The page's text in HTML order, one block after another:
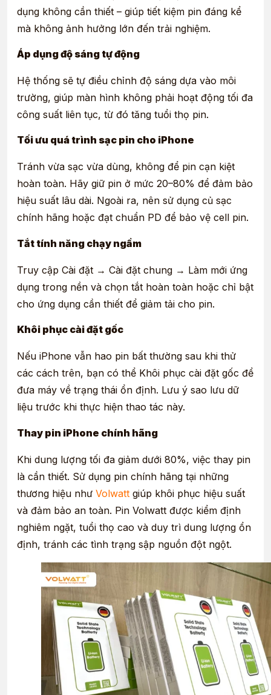
dụng không cần thiết – giúp tiết kiệm pin đáng kể
mà không ảnh hưởng lớn đến trải nghiệm.
Áp dụng độ sáng tự động
Hệ thống sẽ tự điều chỉnh độ sáng dựa vào môi
trường, giúp màn hình không phải hoạt động tối đa
công suất liên tục, từ đó tăng tuổi thọ pin.
Tối ưu quá trình sạc pin cho iPhone
Tránh vừa sạc vừa dùng, không để pin cạn kiệt
hoàn toàn. Hãy giữ pin ở mức 20–80% để đảm bảo
hiệu suất lâu dài. Ngoài ra, nên sử dụng củ sạc
chính hãng hoặc đạt chuẩn PD để bảo vệ cell pin.
Tắt tính năng chạy ngầm
Truy cập Cài đặt → Cài đặt chung → Làm mới ứng
dụng trong nền và chọn tắt hoàn toàn hoặc chỉ bật
cho ứng dụng cần thiết để giảm tải cho pin.
Khôi phục cài đặt gốc
Nếu iPhone vẫn hao pin bất thường sau khi thử
các cách trên, bạn có thể Khôi phục cài đặt gốc để
đưa máy về trạng thái ổn định. Lưu ý sao lưu dữ
liệu trước khi thực hiện thao tác này.
Thay pin iPhone chính hãng
Khi dung lượng tối đa giảm dưới 80%, việc thay pin
là cần thiết. Sử dụng pin chính hãng tại những
thương hiệu như Volwatt giúp khôi phục hiệu suất
và đảm bảo an toàn. Pin Volwatt được kiểm định
nghiêm ngặt, tuổi thọ cao và duy trì dung lượng ổn
định, tránh các tình trạng sập nguồn đột ngột.